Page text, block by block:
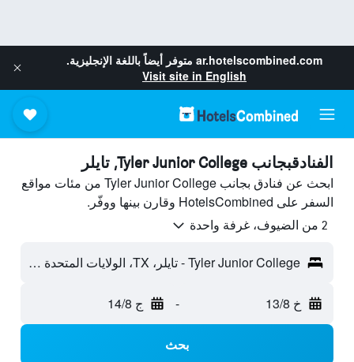
ar.hotelscombined.com متوفر أيضاً باللغة الإنجليزية.
Visit site in English
الفنادقبجانب Tyler Junior College, تايلر
ابحث عن فنادق بجانب Tyler Junior College من مئات مواقع
السفر على HotelsCombined وقارن بينها ووفّر.
2 من الضيوف، غرفة واحدة
Tyler Junior College - تايلر، TX، الولايات المتحدة الأميريكية
خ 13/8 - ج 14/8
بحث